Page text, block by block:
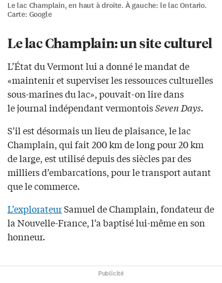
Le lac Champlain, en haut à droite. À gauche: le lac Ontario.
Carte: Google
Le lac Champlain: un site culturel
L’État du Vermont lui a donné le mandat de
«maintenir et superviser les ressources culturelles
sous-marines du lac», pouvait-on lire dans
le journal indépendant vermontoisSeven Days.
S’il est désormais un lieu de plaisance, le lac
Champlain, qui fait 200 km de long pour 20 km
de large, est utilisé depuis des siècles par des
milliers d’embarcations, pour le transport autant
que le commerce.
L’explorateurSamuel de Champlain, fondateur de
la Nouvelle-France, l’a baptisé lui-même en son
honneur.
Publicité